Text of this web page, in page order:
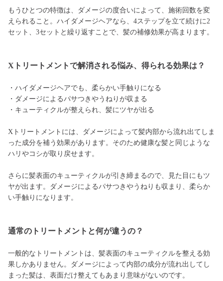
もうひとつの特徴は、ダメージの度合いによって、施術回数を変
えられること。ハイダメージヘアなら、4ステップを立て続けに2
セット、3セットと繰り返すことで、髪の補修効果が高まります。
Xトリートメントで解消される悩み、得られる効果は？
・ハイダメージヘアでも、柔らかい手触りになる
・ダメージによるパサつきやうねりが収まる
・キューティクルが整えられ、髪にツヤが出る
Xトリートメントには、ダメージによって髪内部から流れ出てしま
った成分を補う効果があります。そのため健康な髪と同じような
ハリやコシが取り戻せます。
さらに髪表面のキューティクルが引き締まるので、見た目にもツ
ヤが出ます。ダメージによるパサつきやうねりも収まり、柔らか
い手触りになります。
通常のトリートメントと何が違うの？
一般的なトリートメントは、髪表面のキューティクルを整える効
果しかありません。ダメージによって内部の成分が流れ出してし
まった髪は、表面だけ整えてもあまり意味がないのです。